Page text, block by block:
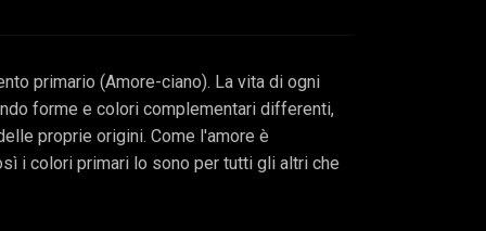
primario (Amore-ciano). La vita di ogni
forme e colori complementari differenti,
proprie origini. Come l'amore è
i colori primari lo sono per tutti gli altri che